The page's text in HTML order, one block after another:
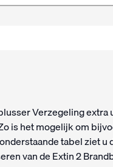
Verzegeling extra
is het mogelijk om
tabel ziet u
van de Extin 2